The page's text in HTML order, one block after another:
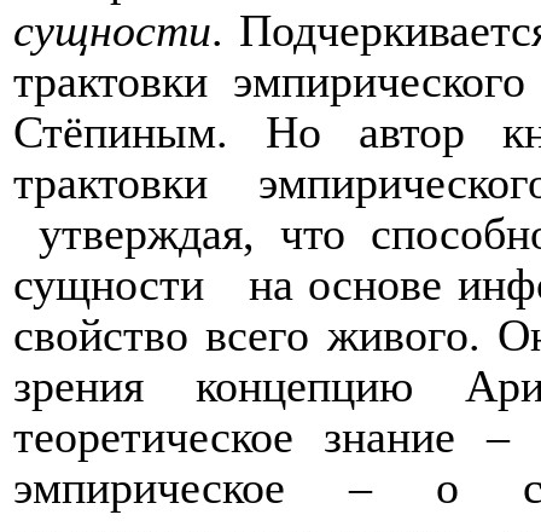
сущности.
трактовки
Стёпиным. Но автор
трактовки
утверждая, что
сущности
на основе
свойство всего живого.
зрения концепцию
теоретическое знание
эмпирическое – о